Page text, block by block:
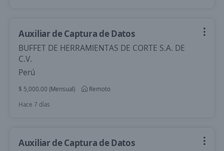
Auxiliar de Captura de Datos
BUFFET DE HERRAMIENTAS DE CORTE S.A. DE
C.V.
Perú
$ 5,000.00 (Mensual)
Remoto
Hace 7 días
Auxiliar de Captura de Datos